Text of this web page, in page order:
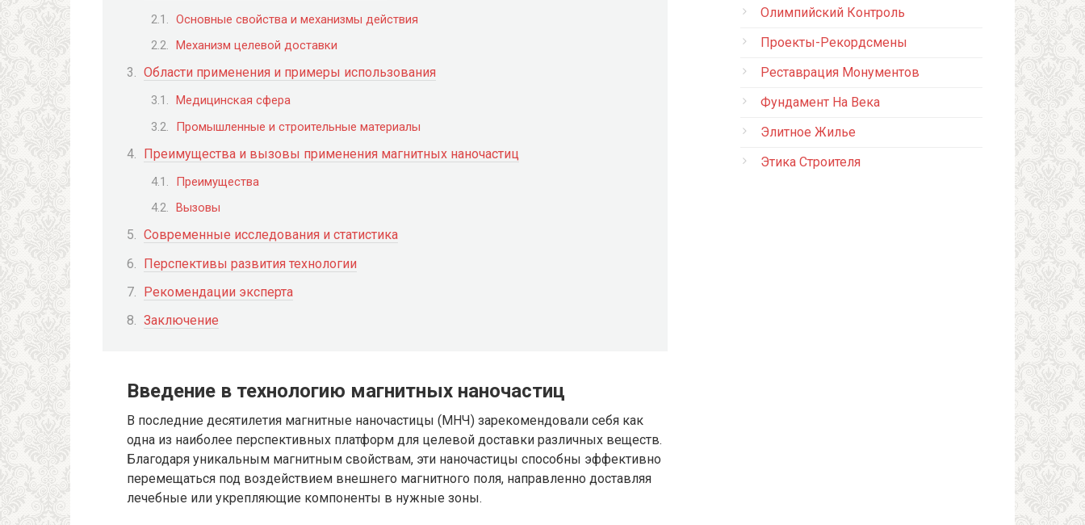
Основные свойства и механизмы действия
Механизм целевой доставки
Области применения и примеры использования
Медицинская сфера
Промышленные и строительные материалы
Преимущества и вызовы применения магнитных наночастиц
Преимущества
Вызовы
Современные исследования и статистика
Перспективы развития технологии
Рекомендации эксперта
Заключение
Введение в технологию магнитных наночастиц
В последние десятилетия магнитные наночастицы (МНЧ) зарекомендовали себя как
одна из наиболее перспективных платформ для целевой доставки различных веществ.
Благодаря уникальным магнитным свойствам, эти наночастицы способны эффективно
перемещаться под воздействием внешнего магнитного поля, направленно доставляя
лечебные или укрепляющие компоненты в нужные зоны.
Олимпийский Контроль
Проекты-Рекордсмены
Реставрация Монументов
Фундамент На Века
Элитное Жилье
Этика Строителя